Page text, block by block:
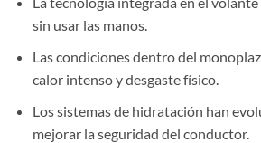
sin usar las manos.
Las condiciones dentro del
calor intenso y desgaste físico.
Los sistemas de hidratación han
mejorar la seguridad del conductor.